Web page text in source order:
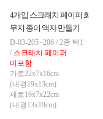
4개입 스크래치 페이퍼 화이트
무지 종이 액자 만들기
D-03-205~206 / 2종 택1
/ 스크래치 페이퍼
미포함
가로22x7x16cm
(내경19x13cm)
세로16x7x22cm
(내경13x19cm)